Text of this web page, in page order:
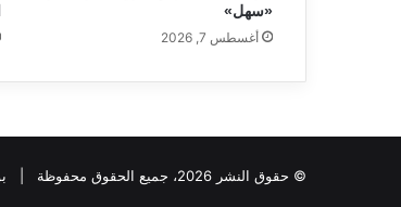
«سهل»
أغسطس 7, 2026
© حقوق النشر 2026، جميع الحقوق محفوظة |